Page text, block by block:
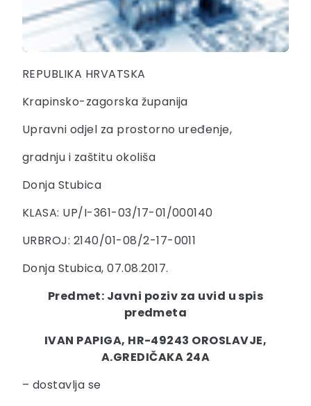
REPUBLIKA HRVATSKA
Krapinsko-zagorska županija
Upravni odjel za prostorno uređenje,
gradnju i zaštitu okoliša
Donja Stubica
KLASA: UP/I-361-03/17-01/000140
URBROJ: 2140/01-08/2-17-0011
Donja Stubica, 07.08.2017.
Predmet: Javni poziv za uvid u spis
predmeta
IVAN PAPIGA, HR-49243 OROSLAVJE,
A.GREDIČAKA 24A
– dostavlja se